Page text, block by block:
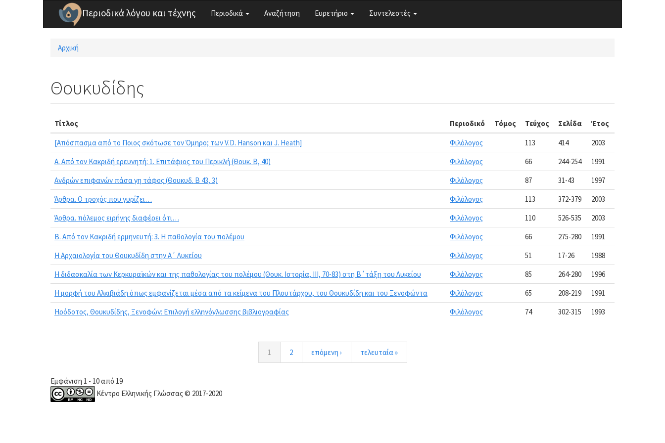
Παράκαμψη προς το κυρίως περιεχόμενο
Περιοδικά λόγου και τέχνης Περιοδικά Αναζήτηση Ευρετήριο Συντελεστές
Είστε εδώ
Αρχική
Θουκυδίδης
Τίτλος Περιοδικό Τόμος Τεύχος Σελίδα Έτος
[Απόσπασμα από το Ποιος σκότωσε τον Όμηρο; των V.D. Hanson και J. Heath] Φιλόλογος 113 414
2003
Α. Από τον Κακριδή ερευνητή: 1. Επιτάφιος του Περικλή (Θουκ. Β, 40)
Φιλόλογος 66 244-254
1991
Ανδρών επιφανών πάσα γη τάφος (Θουκυδ. Β 43, 3)
Φιλόλογος 87 31-43
1997
Άρθρα. Ο τροχός που γυρίζει…
Φιλόλογος 113 372-379
2003
Άρθρα. πόλεμος ειρήνης διαφέρει ότι…
Φιλόλογος 110 526-535
2003
Β. Από τον Κακριδή ερμηνευτή: 3. Η παθολογία του πολέμου
Φιλόλογος 66 275-280
1991
Η Αρχαιολογία του Θουκυδίδη στην Α΄ Λυκείου
Φιλόλογος 51 17-26
1988
Η διδασκαλία των Κερκυραϊκών και της παθολογίας του πολέμου (Θουκ. Ιστορία, ΙΙΙ, 70-83) στη Β΄τάξη του Λυκείου
Φιλόλογος 85 264-280
1996
Η μορφή του Αλκιβιάδη όπως εμφανίζεται μέσα από τα κείμενα του Πλουτάρχου, του Θουκυδίδη και του Ξενοφώντα
Φιλόλογος 65 208-219
1991
Ηρόδοτος, Θουκυδίδης, Ξενοφών: Επιλογή ελληνόγλωσσης βιβλιογραφίας
Φιλόλογος 74 302-315 1993
1 2 επόμενη › τελευταία »
Εμφάνιση 1 - 10 από 19
Κέντρο Ελληνικής Γλώσσας © 2017-2020